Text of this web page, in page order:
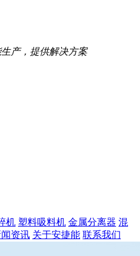
产，提供解决方案
机 塑料吸料机 金属分离器 混
资讯 关于安捷能 联系我们